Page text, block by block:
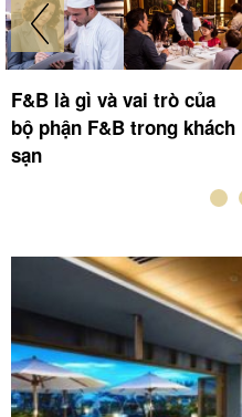
F&B là gì và vai trò của
bộ phận F&B trong khách
sạn